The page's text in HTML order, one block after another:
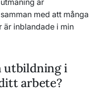
är
med att många
är inblandade i min
utbildning i
arbete?